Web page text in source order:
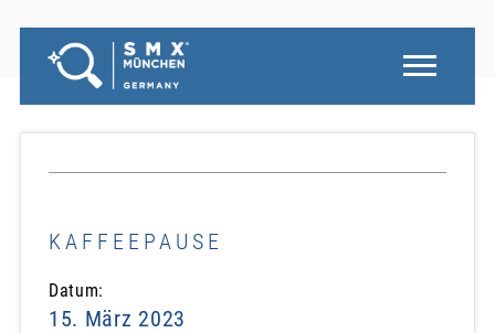
KAFFEEPAUSE
Datum:
15. März 2023